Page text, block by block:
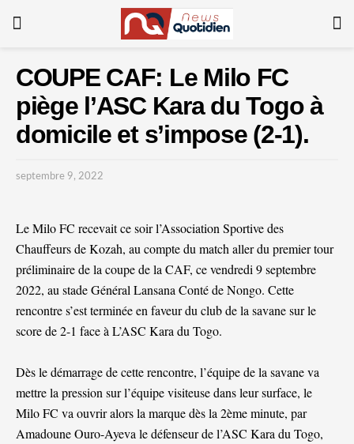
COUPE CAF: Le Milo FC
piège l’ASC Kara du Togo à
domicile et s’impose (2-1).
septembre 9, 2022
Le Milo FC recevait ce soir l’Association Sportive des
Chauffeurs de Kozah, au compte du match aller du premier tour
préliminaire de la coupe de la CAF, ce vendredi 9 septembre
2022, au stade Général Lansana Conté de Nongo. Cette
rencontre s’est terminée en faveur du club de la savane sur le
score de 2-1 face à L’ASC Kara du Togo.
Dès le démarrage de cette rencontre, l’équipe de la savane va
mettre la pression sur l’équipe visiteuse dans leur surface, le
Milo FC va ouvrir alors la marque dès la 2ème minute, par
Amadoune Ouro-Ayeva le défenseur de l’ASC Kara du Togo,